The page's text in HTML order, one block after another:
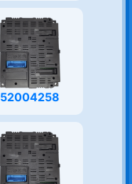
52004258